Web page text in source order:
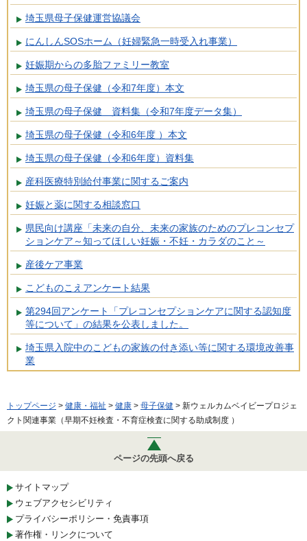
埼玉県母子保健運営協議会
にんしんSOSホーム（妊婦緊急一時受入れ事業）
妊娠期からの多胎ファミリー教室
埼玉県の母子保健（令和7年度）本文
埼玉県の母子保健 資料集（令和7年度データ集）
埼玉県の母子保健（令和6年度 ）本文
埼玉県の母子保健（令和6年度）資料集
産科医療特別給付事業に関するご案内
妊娠と薬に関する相談窓口
県民向け講座「未来の自分、未来の家族のためのプレコンセプ
ションケア～知ってほしい妊娠・不妊・カラダのこと～
産後ケア事業
こどものこえアンケート結果
第294回アンケート「プレコンセプションケアに関する認知度
等について」の結果を公表しました。
埼玉県入院中のこどもの家族の付き添い等に関する環境改善事
業
トップページ > 健康・福祉 > 健康 > 母子保健 > 新ウェルカムベイビープロジェ
クト関連事業（早期不妊検査・不育症検査に関する助成制度 ）
ページの先頭へ戻る
サイトマップ
ウェブアクセシビリティ
プライバシーポリシー・免責事項
著作権・リンクについて